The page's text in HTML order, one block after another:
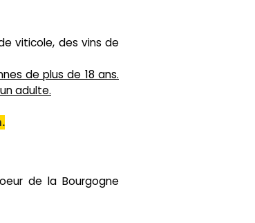
viticole, des vins de
de plus de 18 ans.
adulte.
de la Bourgogne